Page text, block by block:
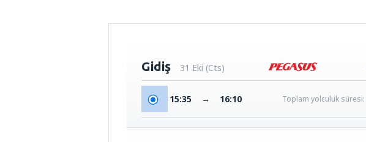
Gidiş 31 Eki (Cts)
15:35 → 16:10 Toplam yolculuk süresi: